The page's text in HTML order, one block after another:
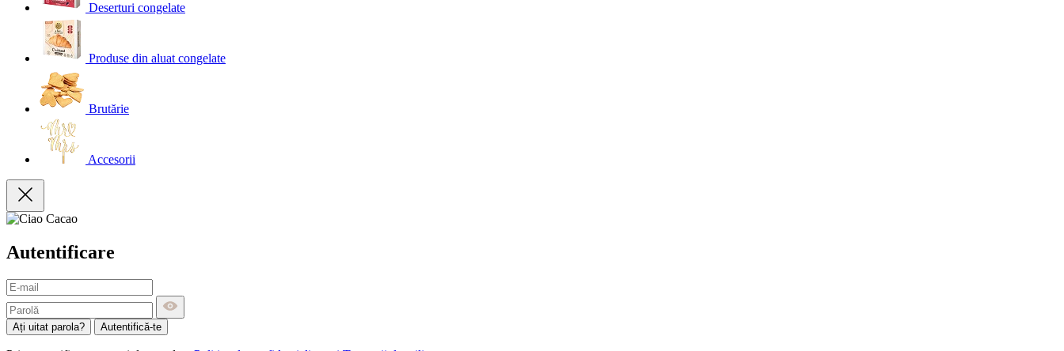
Deserturi congelate
Produse din aluat congelate
Brutărie
Accesorii
Autentificare
Ați uitat parola? Autentifică-te